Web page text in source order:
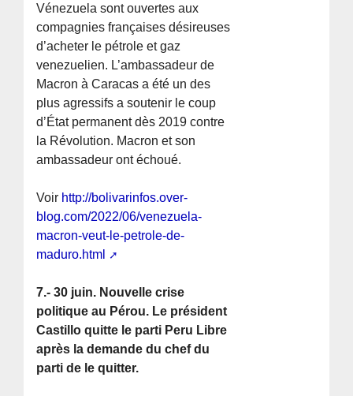
Vénezuela sont ouvertes aux
compagnies françaises désireuses
d’acheter le pétrole et gaz
venezuelien. L’ambassadeur de
Macron à Caracas a été un des
plus agressifs a soutenir le coup
d’État permanent dès 2019 contre
la Révolution. Macron et son
ambassadeur ont échoué.
Voir http://bolivarinfos.over-
blog.com/2022/06/venezuela-
macron-veut-le-petrole-de-
maduro.html
7.- 30 juin. Nouvelle crise
politique au Pérou. Le président
Castillo quitte le parti Peru Libre
après la demande du chef du
parti de le quitter.